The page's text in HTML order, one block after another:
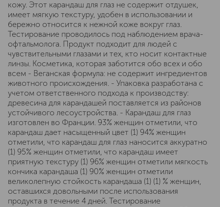
кожу. Этот карандаш для глаз не содержит отдушек,
имеет мягкую текстуру, удобен в использовании и
бережно относится к нежной коже вокруг глаз.
Тестирование проводилось под наблюдением врача-
офтальмолога. Продукт подходит для людей с
чувствительными глазами и тех, кто носит контактные
линзы. Косметика, которая заботится обо всех и обо
всем - Веганская формула: не содержит ингредиентов
животного происхождения. - Упаковка разработана с
учетом ответственного подхода к производству:
древесина для карандашей поставляется из районов
устойчивого лесоустройства. - Карандаш для глаз
изготовлен во Франции. 93% женщин отметили, что
карандаш дает насыщенный цвет (1) 94% женщин
отметили, что карандаш для глаз наносится аккуратно
(1) 95% женщин отметили, что карандаш имеет
приятную текстуру (1) 96% женщин отметили мягкость
кончика карандаша (1) 90% женщин отметили
великолепную стойкость карандаша (1) (1) % женщин,
оставшихся довольными после использования
продукта в течение 4 дней. Тестирование